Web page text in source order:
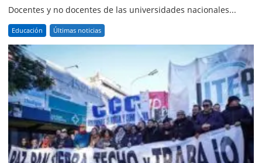
Docentes y no docentes de las universidades nacionales...
Educación Últimas noticias